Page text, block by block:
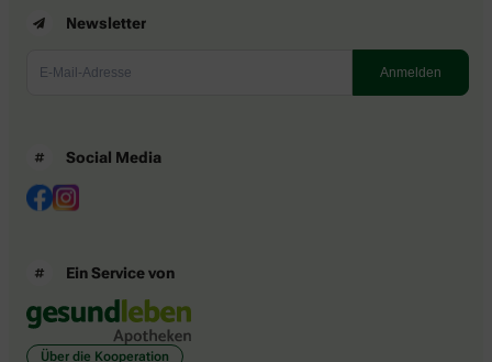
Newsletter
Social Media
Ein Service von
Über die Kooperation